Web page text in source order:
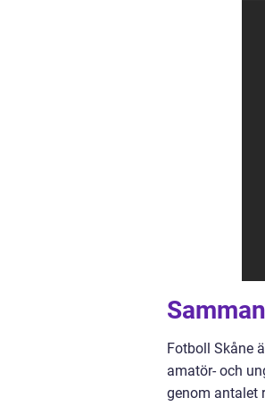
Fotboll Skåne
amatör- och
genom antalet